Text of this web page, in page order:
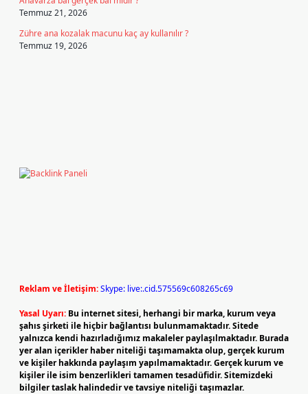
Temmuz 21, 2026
Zühre ana kozalak macunu kaç ay kullanılır ?
Temmuz 19, 2026
Reklam ve İletişim:Skype: live:.cid.575569c608265c69
Yasal Uyarı: Bu internet sitesi, herhangi bir marka, kurum veya
şahıs şirketi ile hiçbir bağlantısı bulunmamaktadır. Sitede
yalnızca kendi hazırladığımız makaleler paylaşılmaktadır. Burada
yer alan içerikler haber niteliği taşımamakta olup, gerçek kurum
ve kişiler hakkında paylaşım yapılmamaktadır. Gerçek kurum ve
kişiler ile isim benzerlikleri tamamen tesadüfidir. Sitemizdeki
bilgiler taslak halindedir ve tavsiye niteliği taşımazlar.